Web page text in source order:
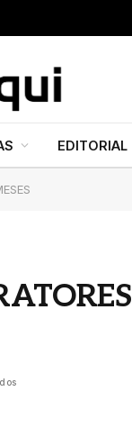
EDITORIAL